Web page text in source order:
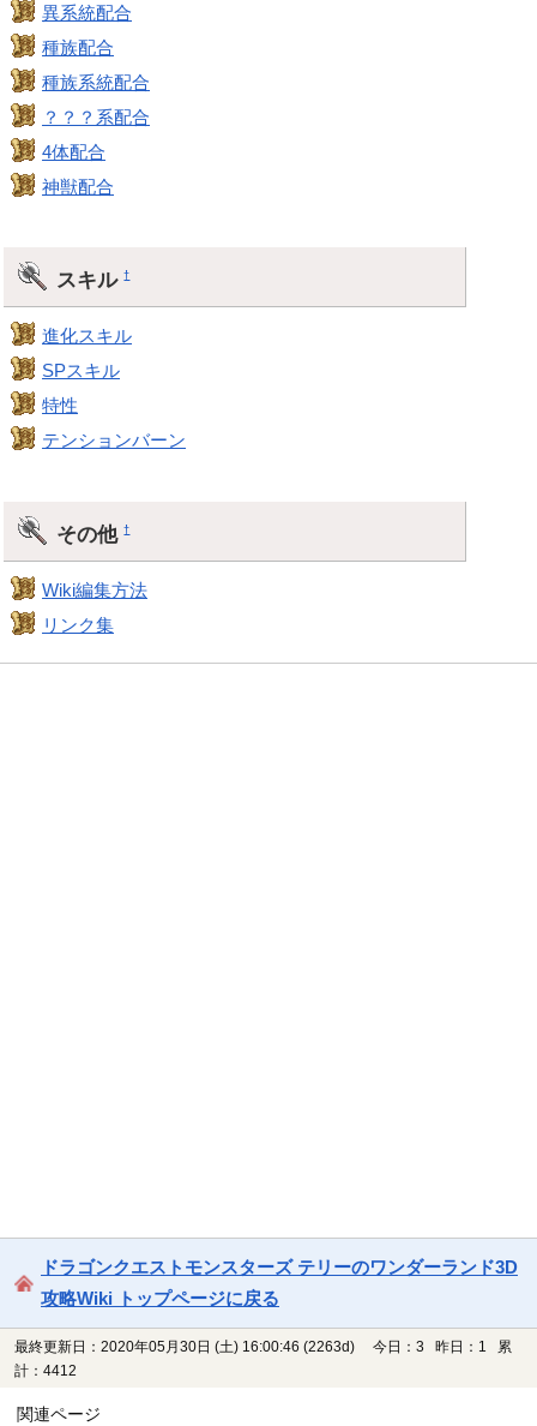
異系統配合
種族配合
種族系統配合
？？？系配合
4体配合
神獣配合
スキル†
進化スキル
SPスキル
特性
テンションバーン
その他†
Wiki編集方法
リンク集
ドラゴンクエストモンスターズ テリーのワンダーランド3D
攻略Wiki トップページに戻る
最終更新日：2020年05月30日 (土) 16:00:46 (2263d)
今日：3 昨日：1 累
計：4412
関連ページ